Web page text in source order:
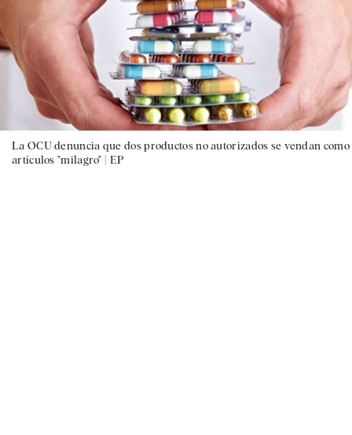
La OCU denuncia que dos productos no autorizados se vendan como
artículos "milagro" | EP